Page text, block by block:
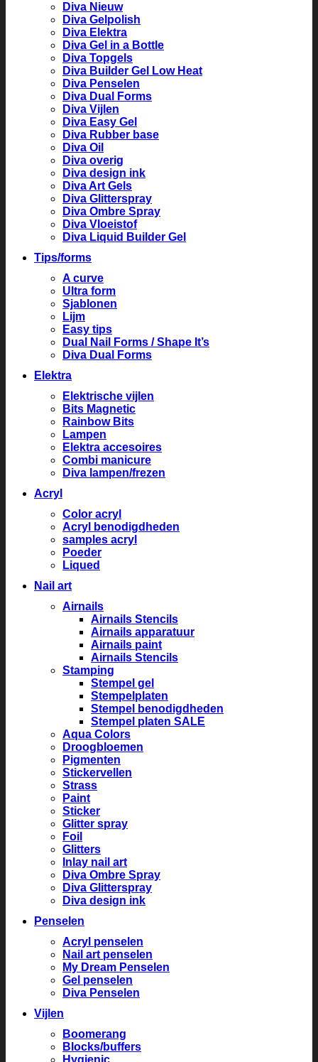
Diva Nieuw
Diva Gelpolish
Diva Elektra
Diva Gel in a Bottle
Diva Topgels
Diva Builder Gel Low Heat
Diva Penselen
Diva Dual Forms
Diva Vijlen
Diva Easy Gel
Diva Rubber base
Diva Oil
Diva overig
Diva design ink
Diva Art Gels
Diva Glitterspray
Diva Ombre Spray
Diva Vloeistof
Diva Liquid Builder Gel
Tips/forms
A curve
Ultra form
Sjablonen
Lijm
Easy tips
Dual Nail Forms / Shape It’s
Diva Dual Forms
Elektra
Elektrische vijlen
Bits Magnetic
Rainbow Bits
Lampen
Elektra accesoires
Combi manicure
Diva lampen/frezen
Acryl
Color acryl
Acryl benodigdheden
samples acryl
Poeder
Liqued
Nail art
Airnails
Airnails Stencils
Airnails apparatuur
Airnails paint
Airnails Stencils
Stamping
Stempel gel
Stempelplaten
Stempel benodigdheden
Stempel platen SALE
Aqua Colors
Droogbloemen
Pigmenten
Stickervellen
Strass
Paint
Sticker
Glitter spray
Foil
Glitters
Inlay nail art
Diva Ombre Spray
Diva Glitterspray
Diva design ink
Penselen
Acryl penselen
Nail art penselen
My Dream Penselen
Gel penselen
Diva Penselen
Vijlen
Boomerang
Blocks/buffers
Hygienic